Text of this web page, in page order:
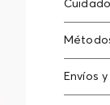
Lavado
/
Envíos